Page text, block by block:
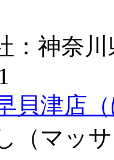
：神奈
貝津店
（マッ